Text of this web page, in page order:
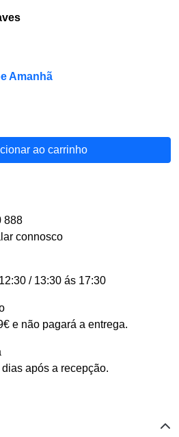
Amanhã
ao carrinho
888
connosco
/ 13:30 ás 17:30
e não pagará a entrega.
após a recepção.